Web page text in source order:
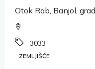
Otok Rab, Banjol,
3033
ZEMLJIŠČE